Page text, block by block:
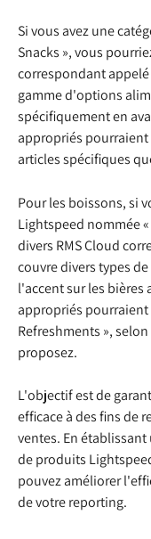
Si vous avez une
Snacks », vous
correspondant
gamme d'options
spécifiquement en
appropriés pourraient
articles spécifiques
Pour les boissons, si
Lightspeed nommée
divers RMS Cloud
couvre divers types
l'accent sur les bières
appropriés pourraient
Refreshments »,
proposez.
L'objectif est de
efficace à des fins de
ventes. En
de produits
pouvez améliorer
de votre reporting.